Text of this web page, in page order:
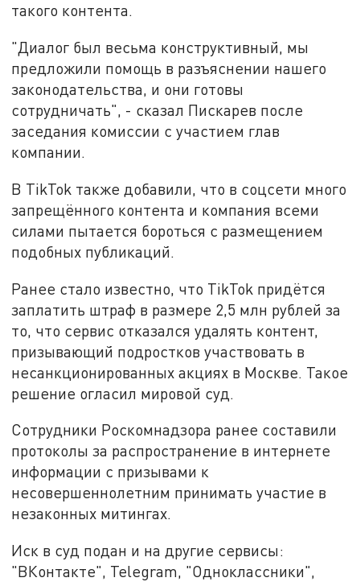
такого контента.
"Диалог был весьма конструктивный, мы
предложили помощь в разъяснении нашего
законодательства, и они готовы
сотрудничать", - сказал Пискарев после
заседания комиссии с участием глав
компании.
В TikTok также добавили, что в соцсети много
запрещённого контента и компания всеми
силами пытается бороться с размещением
подобных публикаций.
Ранее стало известно, что TikTok придётся
заплатить штраф в размере 2,5 млн рублей за
то, что сервис отказался удалять контент,
призывающий подростков участвовать в
несанкционированных акциях в Москве. Такое
решение огласил мировой суд.
Сотрудники Роскомнадзора ранее составили
протоколы за распространение в интернете
информации с призывами к
несовершеннолетним принимать участие в
незаконных митингах.
Иск в суд подан и на другие сервисы:
"ВКонтакте", Telegram, "Одноклассники",